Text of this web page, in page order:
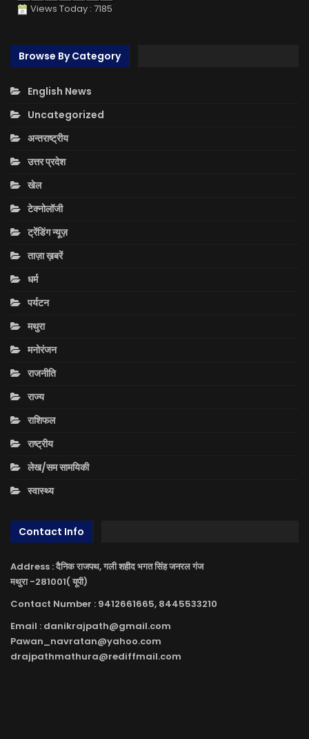
Views Today : 7185
Browse By Category
English News
Uncategorized
अन्तराष्ट्रीय
उत्तर प्रदेश
खेल
टेक्नोलॉजी
ट्रेंडिंग न्यूज़
ताज़ा ख़बरें
धर्म
पर्यटन
मथुरा
मनोरंजन
राजनीति
राज्य
राशिफल
राष्ट्रीय
लेख/सम सामयिकी
स्वास्थ्य
Contact Info
Address : दैनिक राजपथ, गली शहीद भगत सिंह जनरल गंज
मथुरा -281001( यूपी)
Contact Number : 9412661665, 8445533210
Email : danikrajpath@gmail.com
Pawan_navratan@yahoo.com
drajpathmathura@rediffmail.com